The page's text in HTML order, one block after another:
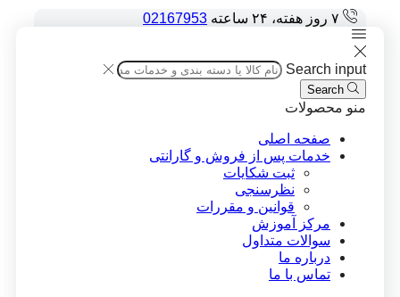
۷ روز هفته، ۲۴ ساعته 02167953
Search input
Search
منو محصولات
صفحه اصلی
خدمات پس از فروش و گارانتی
ثبت شکایات
نظرسنجی
قوانین و مقررات
مرکز آموزش
سوالات متداول
درباره ما
تماس با ما